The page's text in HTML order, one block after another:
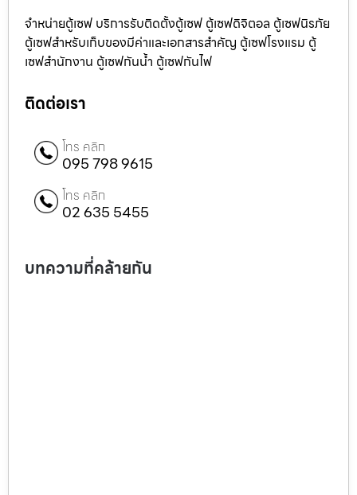
จำหน่ายตู้เซฟ บริการรับติดตั้งตู้เซฟ ตู้เซฟดิจิตอล ตู้เซฟนิรภัย
ตู้เซฟสำหรับเก็บของมีค่าและเอกสารสำคัญ ตู้เซฟโรงแรม ตู้
เซฟสำนักงาน ตู้เซฟกันน้ำ ตู้เซฟกันไฟ
ติดต่อเรา
โทร คลิก
095 798 9615
โทร คลิก
02 635 5455
บทความที่คล้ายกัน